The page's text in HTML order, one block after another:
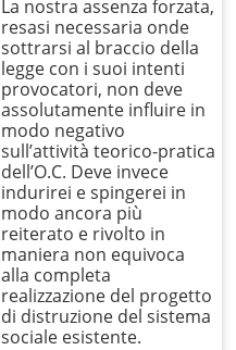
La nostra assenza forzata,
resasi necessaria onde
sottrarsi al braccio della
legge con i suoi intenti
provocatori, non deve
assolutamente influire in
modo negativo
sull’attività teorico-pratica
dell’O.C. Deve invece
indurirei e spingerei in
modo ancora più
reiterato e rivolto in
maniera non equivoca
alla completa
realizzazione del progetto
di distruzione del sistema
sociale esistente.